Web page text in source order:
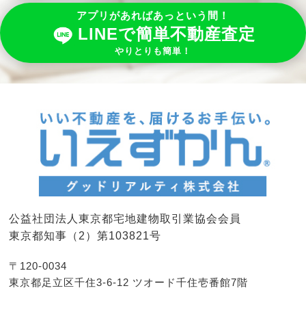
アプリがあればあっという間！
LINEで簡単不動産査定
やりとりも簡単！
公益社団法人東京都宅地建物取引業協会会員
東京都知事（2）第103821号
〒120-0034
東京都足立区千住3-6-12 ツオード千住壱番館7階